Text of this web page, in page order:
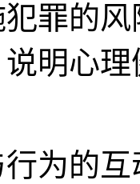
罪的
明心
为的互